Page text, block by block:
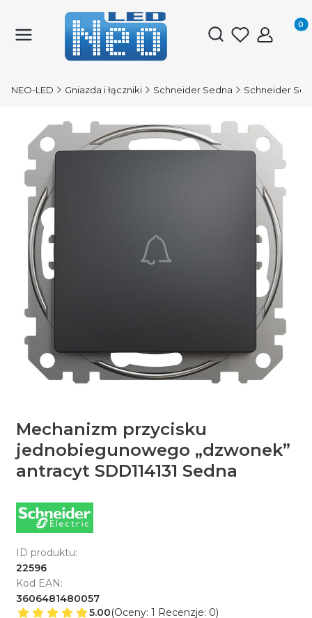
Otwórz
NEO-LED Gniazda i łączniki Schneider Sedna Schneider
Mechanizm przycisku
jednobiegunowego „dzwonek”
antracyt SDD114131 Sedna
ID produktu:
22596
Kod EAN:
3606481480057
5.00(Oceny: 1 Recenzje: 0)